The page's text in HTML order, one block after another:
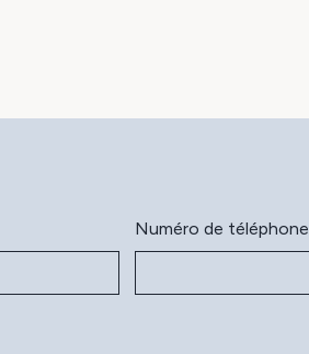
Numéro de téléphone